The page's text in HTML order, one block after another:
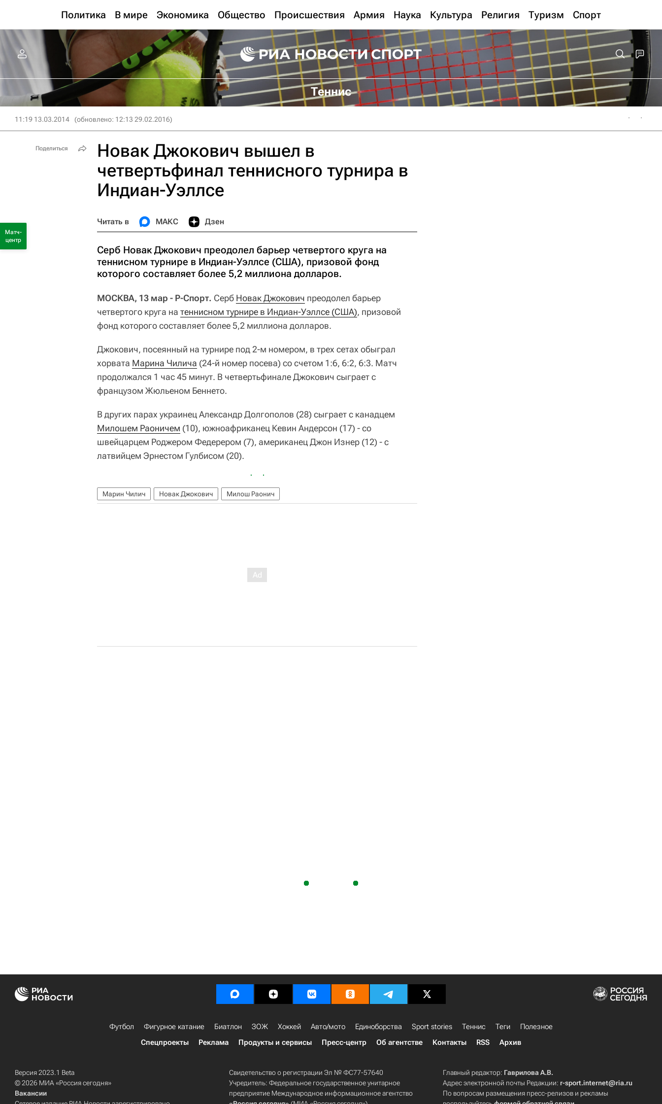
Политика В мире Экономика Общество Происшествия Армия Наука Культура Религия Туризм Спорт
Теннис
11:19 13.03.2014 (обновлено: 12:13 29.02.2016)
Новак Джокович вышел в
четвертьфинал теннисного турнира в
Индиан-Уэллсе
Читать в МАКС Дзен
Серб Новак Джокович преодолел барьер четвертого круга на
теннисном турнире в Индиан-Уэллсе (США), призовой фонд
которого составляет более 5,2 миллиона долларов.
МОСКВА, 13 мар - Р-Спорт. Серб Новак Джокович преодолел барьер
четвертого круга на теннисном турнире в Индиан-Уэллсе (США), призовой
фонд которого составляет более 5,2 миллиона долларов.
Джокович, посеянный на турнире под 2-м номером, в трех сетах обыграл
хорвата Марина Чилича (24-й номер посева) со счетом 1:6, 6:2, 6:3. Матч
продолжался 1 час 45 минут. В четвертьфинале Джокович сыграет с
французом Жюльеном Беннето.
В других парах украинец Александр Долгополов (28) сыграет с канадцем
Милошем Раоничем (10), южноафриканец Кевин Андерсон (17) - со
швейцарцем Роджером Федерером (7), американец Джон Изнер (12) - с
латвийцем Эрнестом Гулбисом (20).
Марин Чилич Новак Джокович Милош Раонич
Поделиться
Матч-
центр
Футбол Фигурное катание Биатлон ЗОЖ Хоккей Авто/мото Единоборства Sport stories Теннис Теги
Полезное
Спецпроекты
Реклама Продукты и сервисы Пресс-центр Об агентстве Контакты RSS Архив
Версия 2023.1 Beta
© 2026 МИА «Россия сегодня»
Вакансии
Свидетельство о регистрации Эл № ФС77-57640
Учредитель: Федеральное государственное унитарное
предприятие Международное информационное агентство
Главный редактор: Гаврилова А.В.
Адрес электронной почты Редакции: r-sport.internet@ria.ru
По вопросам размещения пресс-релизов и рекламы